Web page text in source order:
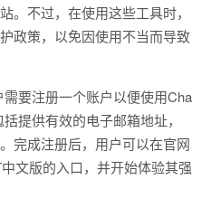
。不过，在使用这些工具时，
政策，以免因使用不当而导致
要注册一个账户以便使用Cha
提供有效的电子邮箱地址，
完成注册后，用户可以在官网
文版的入口，并开始体验其强